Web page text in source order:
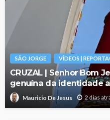
SÃO JORGE VÍDEOS |
CRUZAL | Senhor Bom
genuína da identidade
Mauricio De Jesus 2 dias